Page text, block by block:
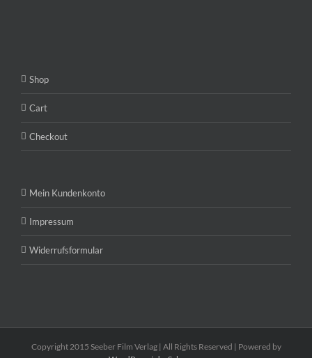
Shop
Cart
Checkout
Mein Kundenkonto
Impressum
Widerrufsformular
Copyright 2015 Seeber Film Verlag | All Rights Reserved | Powered by